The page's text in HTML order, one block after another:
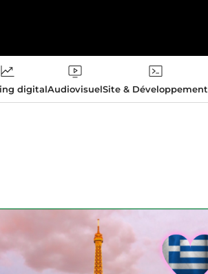
digitalAudiovisuelSite & Développement